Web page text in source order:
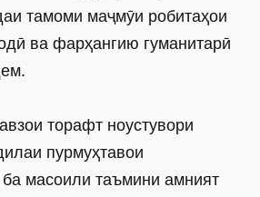
тамоми маҷмӯи робитаҳои
ва фарҳангию гуманитарӣ
торафт ноустувори
пурмуҳтавои
масоили таъмини амният